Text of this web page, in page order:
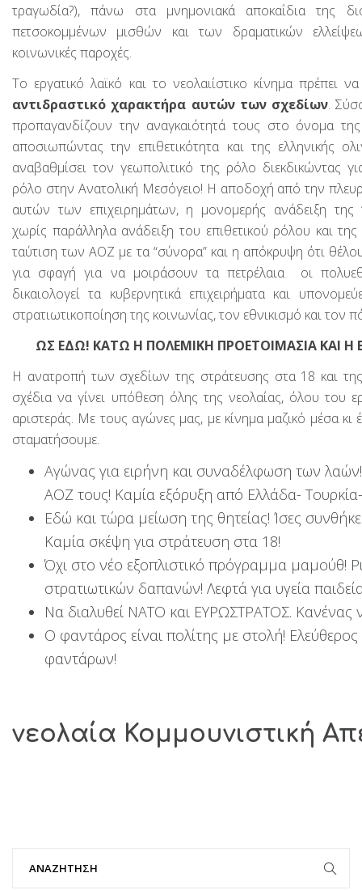
τραγωδία?), πάνω στα μνημονιακά αποκαΐδια της
πετσοκομμένων μισθών και των δραματικών
κοινωνικές παροχές.
Το εργατικό λαϊκό και το νεολαιίστικο κίνημα πρέπει
αντιδραστικό χαρακτήρα αυτών των σχεδίων.
προπαγανδίζουν την αναγκαιότητά τους στο όνομα
αποσιωπώντας την επιθετικότητα και της ελληνικής
αναβαθμίσει τον γεωπολιτικό της ρόλο διεκδικώντας
ρόλο στην Ανατολική Μεσόγειο! Η αποδοχή από την
αυτών των επιχειρημάτων, η μονομερής ανάδειξη της
χωρίς παράλληλα ανάδειξη του επιθετικού ρόλου και της
ταύτιση των ΑΟΖ με τα “σύνορα” και η απόκρυψη ότι
για σφαγή για να μοιράσουν τα πετρέλαια οι
δικαιολογεί τα κυβερνητικά επιχειρήματα και
στρατιωτικοποίηση της κοινωνίας, τον εθνικισμό και τον
ΩΣ ΕΔΩ! ΚΑΤΩ Η ΠΟΛΕΜΙΚΗ ΠΡΟΕΤΟΙΜΑΣΙΑ ΚΑΙ Η
Η ανατροπή των σχεδίων της στράτευσης στα 18 και
σχέδια να γίνει υπόθεση όλης της νεολαίας, όλου του
αριστεράς. Με τους αγώνες μας, με κίνημα μαζικό μέσα
σταματήσουμε.
Αγώνας για ειρήνη και συναδέλφωση των
ΑΟΖ τους! Καμία εξόρυξη από Ελλάδα-
Εδώ και τώρα μείωση της θητείας! Ίσες
Καμία σκέψη για στράτευση στα 18!
Όχι στο νέο εξοπλιστικό πρόγραμμα μαμούθ!
στρατιωτικών δαπανών! Λεφτά για υγεία
Να διαλυθεί ΝΑΤΟ και ΕΥΡΩΣΤΡΑΤΟΣ. Κανένας
Ο φαντάρος είναι πολίτης με στολή!
φαντάρων!
νεολαία Κομμουνιστική